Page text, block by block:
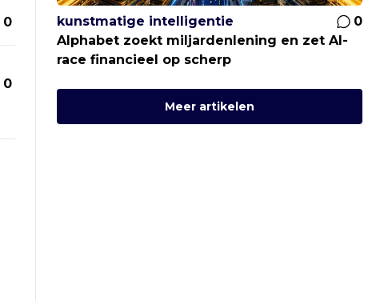
0
0
kunstmatige intelligentie
0
Alphabet zoekt miljardenlening en zet AI-
race financieel op scherp
Meer artikelen